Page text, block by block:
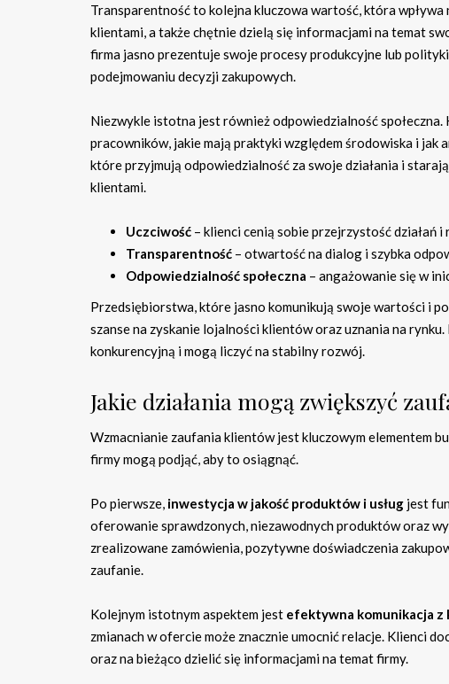
Transparentność to kolejna kluczowa wartość, która
klientami, a także chętnie dzielą się informacjami na temat
firma jasno prezentuje swoje procesy produkcyjne lub
podejmowaniu decyzji zakupowych.
Niezwykle istotna jest również odpowiedzialność
pracowników, jakie mają praktyki względem środowiska i jak
które przyjmują odpowiedzialność za swoje działania i
klientami.
Uczciwość – klienci cenią sobie przejrzystość działań
Transparentność – otwartość na dialog i szybka
Odpowiedzialność społeczna – angażowanie się w
Przedsiębiorstwa, które jasno komunikują swoje wartości i
szanse na zyskanie lojalności klientów oraz uznania na
konkurencyjną i mogą liczyć na stabilny rozwój.
Jakie działania mogą zwiększyć
Wzmacnianie zaufania klientów jest kluczowym elementem
firmy mogą podjąć, aby to osiągnąć.
Po pierwsze, inwestycja w jakość produktów i usług jest
oferowanie sprawdzonych, niezawodnych produktów oraz
zrealizowane zamówienia, pozytywne doświadczenia
zaufanie.
Kolejnym istotnym aspektem jest efektywna komunikacja z
zmianach w ofercie może znacznie umocnić relacje. Klienci
oraz na bieżąco dzielić się informacjami na temat firmy.